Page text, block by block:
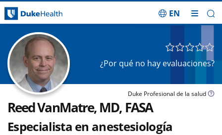
EN
¿Por qué no hay evaluaciones?
Duke Profesional de la salud
Reed VanMatre, MD, FASA
Especialista en anestesiología